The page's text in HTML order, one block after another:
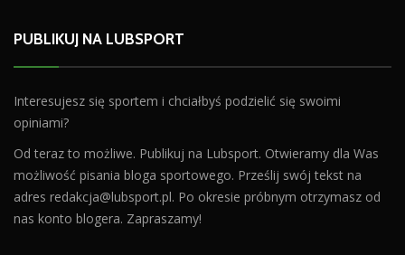
PUBLIKUJ NA LUBSPORT
Interesujesz się sportem i chciałbyś podzielić się swoimi
opiniami?
Od teraz to możliwe. Publikuj na Lubsport. Otwieramy dla Was
możliwość pisania bloga sportowego. Prześlij swój tekst na
adres redakcja@lubsport.pl. Po okresie próbnym otrzymasz od
nas konto blogera. Zapraszamy!